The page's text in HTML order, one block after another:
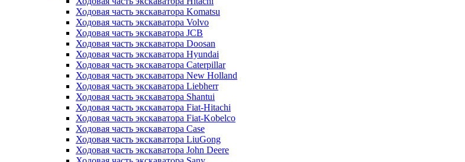
Ходовая часть экскаватора Komatsu
Ходовая часть экскаватора Volvo
Ходовая часть экскаватора JCB
Ходовая часть экскаватора Doosan
Ходовая часть экскаватора Hyundai
Ходовая часть экскаватора Caterpillar
Ходовая часть экскаватора New Holland
Ходовая часть экскаватора Liebherr
Ходовая часть экскаватора Shantui
Ходовая часть экскаватора Fiat-Hitachi
Ходовая часть экскаватора Fiat-Kobelco
Ходовая часть экскаватора Case
Ходовая часть экскаватора LiuGong
Ходовая часть экскаватора John Deere